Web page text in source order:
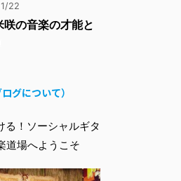
22
咲の音楽の才能と
グについて）
る！ソーシャルギタ
道場へようこそ